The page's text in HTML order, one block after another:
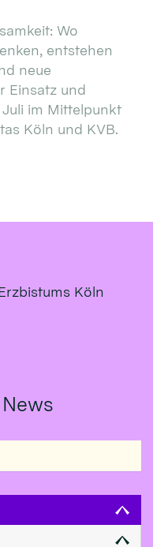
Wo
entstehen
neue
Einsatz und
im Mittelpunkt
Köln und KVB.
Köln